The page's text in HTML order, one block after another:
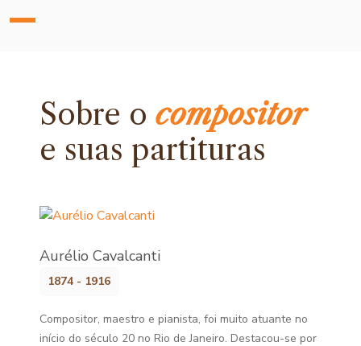
Sobre ocompositor
e suas partituras
Aurélio Cavalcanti
1874 - 1916
Compositor, maestro e pianista, foi muito atuante no
início do século 20 no Rio de Janeiro. Destacou-se por